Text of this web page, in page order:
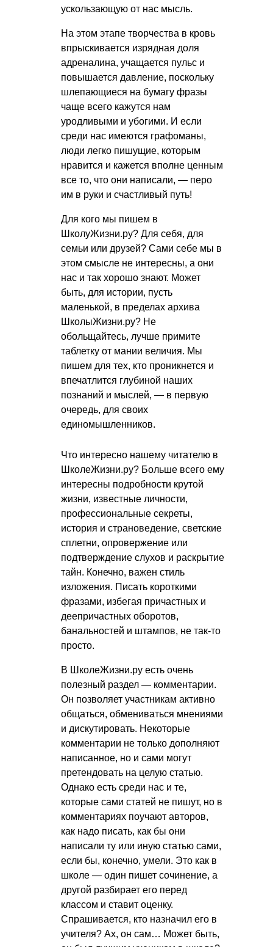
ускользающую от нас мысль.
На этом этапе творчества в кровь
впрыскивается изрядная доля
адреналина, учащается пульс и
повышается давление, поскольку
шлепающиеся на бумагу фразы
чаще всего кажутся нам
уродливыми и убогими. И если
среди нас имеются графоманы,
люди легко пишущие, которым
нравится и кажется вполне ценным
все то, что они написали, — перо
им в руки и счастливый путь!
Для кого мы пишем в
ШколуЖизни.ру? Для себя, для
семьи или друзей? Сами себе мы в
этом смысле не интересны, а они
нас и так хорошо знают. Может
быть, для истории, пусть
маленькой, в пределах архива
ШколыЖизни.ру? Не
обольщайтесь, лучше примите
таблетку от мании величия. Мы
пишем для тех, кто проникнется и
впечатлится глубиной наших
познаний и мыслей, — в первую
очередь, для своих
единомышленников.
Что интересно нашему читателю в
ШколеЖизни.ру? Больше всего ему
интересны подробности крутой
жизни, известные личности,
профессиональные секреты,
история и страноведение, светские
сплетни, опровержение или
подтверждение слухов и раскрытие
тайн. Конечно, важен стиль
изложения. Писать короткими
фразами, избегая причастных и
деепричастных оборотов,
банальностей и штампов, не так-то
просто.
В ШколеЖизни.ру есть очень
полезный раздел — комментарии.
Он позволяет участникам активно
общаться, обмениваться мнениями
и дискутировать. Некоторые
комментарии не только дополняют
написанное, но и сами могут
претендовать на целую статью.
Однако есть среди нас и те,
которые сами статей не пишут, но в
комментариях поучают авторов,
как надо писать, как бы они
написали ту или иную статью сами,
если бы, конечно, умели. Это как в
школе — один пишет сочинение, а
другой разбирает его перед
классом и ставит оценку.
Спрашивается, кто назначил его в
учителя? Ах, он сам… Может быть,